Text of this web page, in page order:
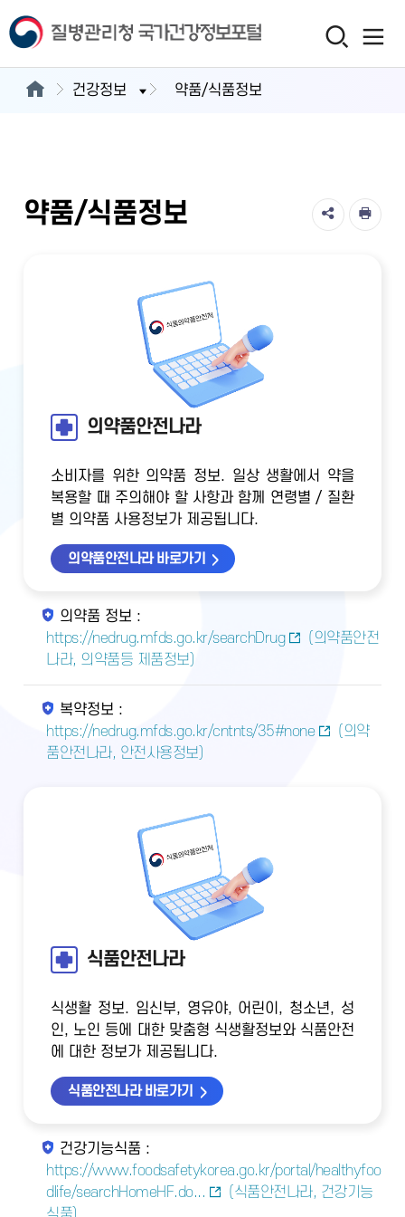
건강정보 약품/식품정보
약품/식품정보
의약품안전나라
소비자를 위한 의약품 정보. 일상 생활에서 약을
복용할 때 주의해야 할 사항과 함께 연령별 / 질환
별 의약품 사용정보가 제공됩니다.
의약품안전나라 바로가기
의약품 정보 :
https://nedrug.mfds.go.kr/searchDrug
(의약품안전
나라, 의약품등 제품정보)
복약정보 :
https://nedrug.mfds.go.kr/cntnts/35#none
(의약
품안전나라, 안전사용정보)
식품안전나라
식생활 정보. 임신부, 영유야, 어린이, 청소년, 성
인, 노인 등에 대한 맞춤형 식생활정보와 식품안전
에 대한 정보가 제공됩니다.
식품안전나라 바로가기
건강기능식품 :
https://www.foodsafetykorea.go.kr/portal/healthyfoo
dlife/searchHomeHF.do...
(식품안전나라, 건강기능